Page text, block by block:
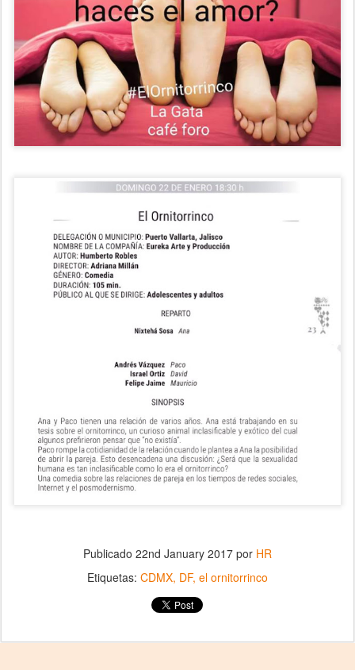
Publicado 22nd January 2017 por HR
Etiquetas: CDMX DF el ornitorrinco